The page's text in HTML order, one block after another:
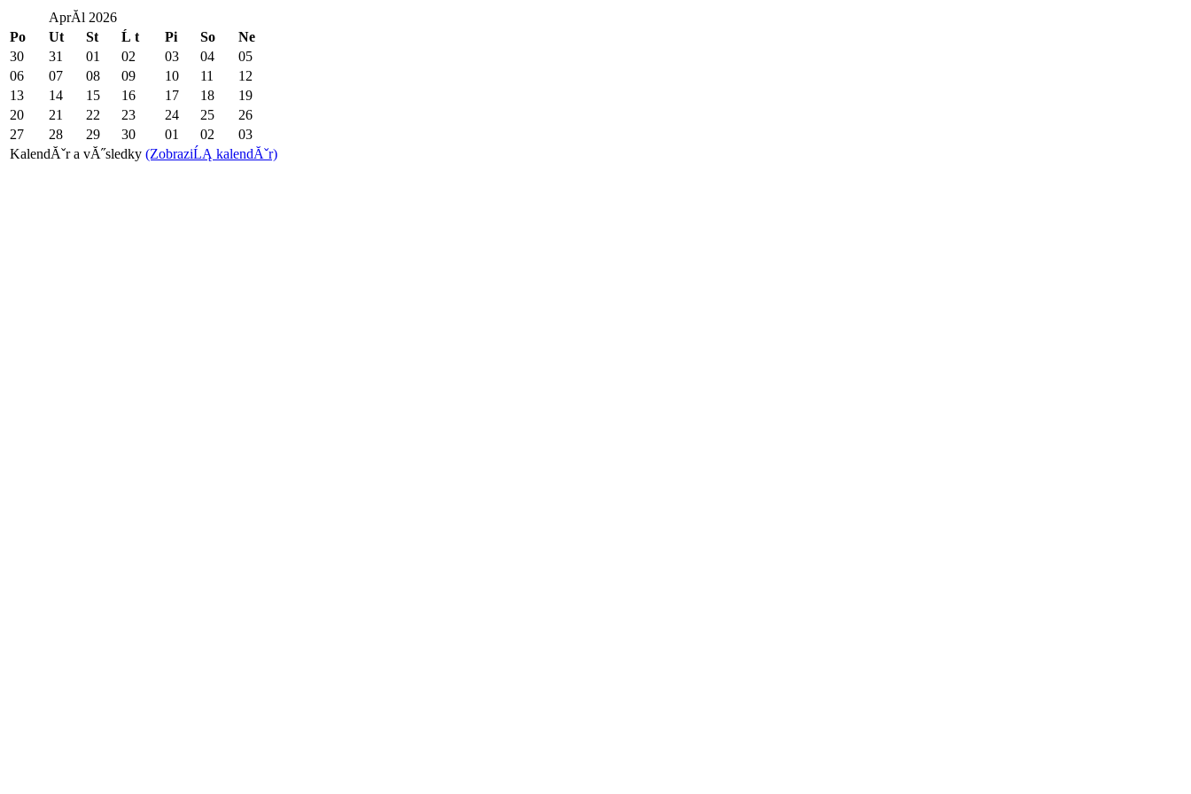
AprĂ­l 2026
Po
Ut St Ĺ t Pi So
Ne
30
31 01 02 03 04
05
06
07 08 09 10 11
12
13
14 15 16 17 18
19
20
21 22 23 24 25
26
27
28 29 30 01 02
03
KalendĂˇr a vĂ˝sledky (ZobraziĹĄ kalendĂˇr)